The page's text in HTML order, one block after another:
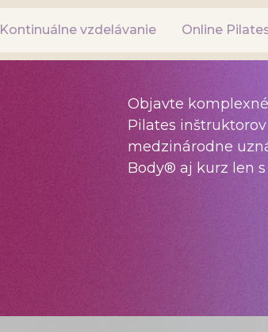
Kontinuálne vzdelávanie Online
Objavte
Pilates
medzinárodne
Body® aj kurz len